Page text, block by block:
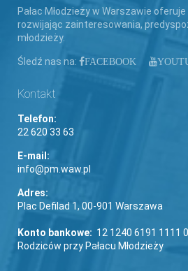
Pałac Młodzieży w Warszawie
rozwijając zainteresowania,
młodzieży.
Śledź nas na: FACEBOOK
Kontakt
Telefon:
22 620 33 63
E-mail:
info@pm.waw.pl
Adres:
Plac Defilad 1, 00-901 Warszawa
Konto bankowe: 12 1240 6191 1111
Rodziców przy Pałacu Młodzieży